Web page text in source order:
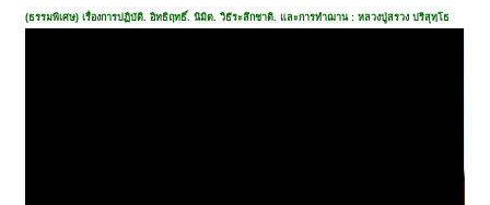
(ธรรมพิเศษ) เรื่องการปฏิบัติ. อิทธิฤทธิ์. นิมิต. วิธีระลึกชาติ. และการทำฌาน : หลวงปู่สรวง ปริสุทฺโธ